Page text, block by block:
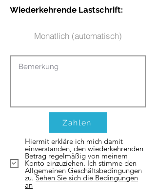
Wiederkehrende Lastschrift:
Monatlich (automatisch)
Zahlen
Hiermit erkläre ich mich damit
einverstanden, den wiederkehrenden
Betrag regelmäßig von meinem
Konto einzuziehen. Ich stimme den
Allgemeinen Geschäftsbedingungen
zu.Sehen Sie sich die Bedingungen
an